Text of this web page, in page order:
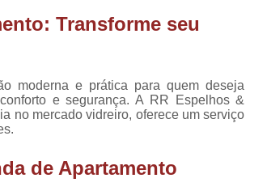
Cortina de Vidro
Cortina de Vidro
Cortina de Vidro para
Cortina de Vidro Varanda
Cortina de Vidro de
Transforme seu
moderna e prática para quem deseja
e segurança. A RR Espelhos &
no mercado vidreiro, oferece um serviço
de Apartamento